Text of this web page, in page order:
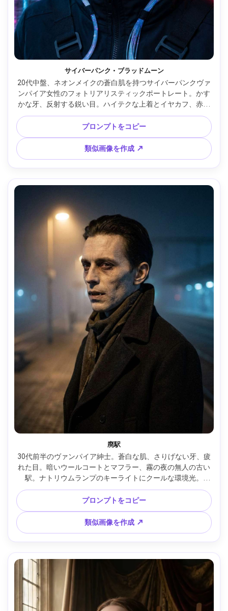
サイバーパンク・ブラッドムーン
20代中盤、ネオンメイクの蒼白肌を持つサイバーパンクヴァ
ンパイア女性のフォトリアリスティックポートレート。かす
かな牙、反射する鋭い目。ハイテクな上着とイヤカフ、赤い
ブラッドムーンの夜景。強いリムとホログラフ反射のネオン
キーライト。Nikon Z9、85mm f/1.8、タイトなヘッドショッ
ト、目線の高さ、電気的なインテンシティに満ちたムード。
リアルな毛穴、高解像度、シャープ、映画的ネオンカラグレ
--ar 4:5
プロンプトをコピー
類似画像を作成 ↗
廃駅
30代前半のヴァンパイア紳士。蒼白な肌、さりげない牙、疲
れた目。暗いウールコートとマフラー、霧の夜の無人の古い
駅。ナトリウムランプのキーライトにクールな環境光。
Canon EOS R6、85mm f/1.8、バストアップ、わずかな横
顔、孤独な映画的ムード。自然な肌質、リアルな霧、高解像
度、シャープ、フィルム調のムードグレード --ar 4:5
プロンプトをコピー
類似画像を作成 ↗